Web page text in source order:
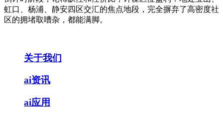
虹口、杨浦、静安四区交汇的焦点地段，完全摒弃了高密度社
区的拥堵取嘈杂，都能满脚。
关于我们
ai资讯
ai应用